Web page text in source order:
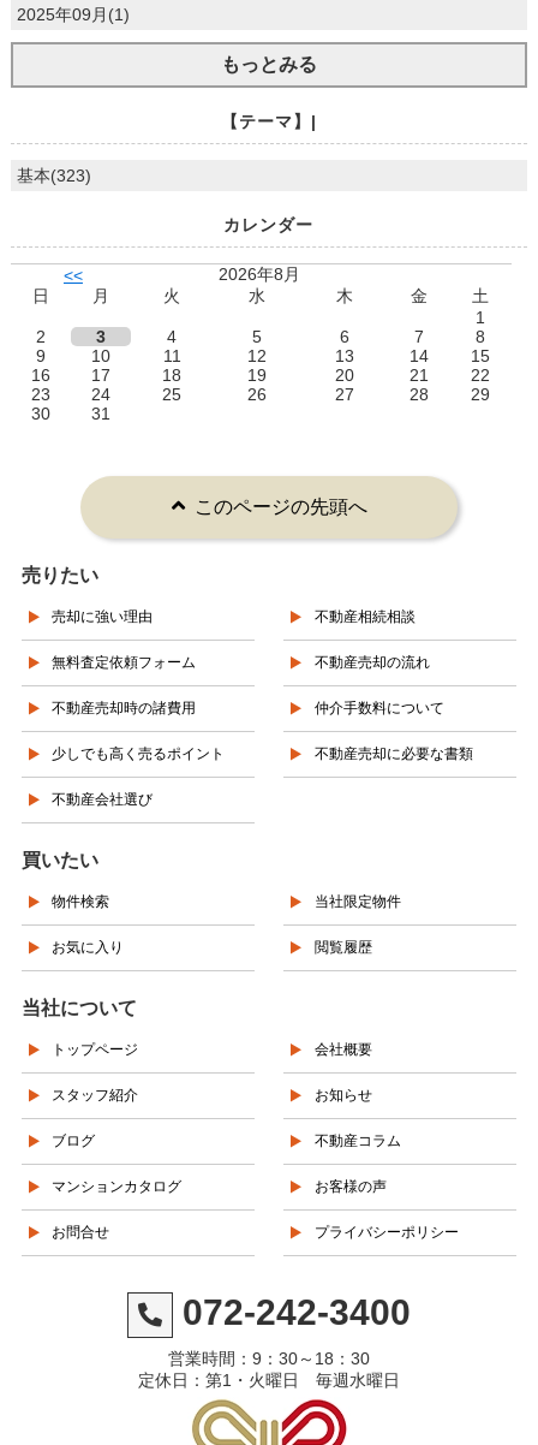
2025年09月(1)
もっとみる
【テーマ】|
基本(323)
カレンダー
<<
2026年8月
日
月 火 水 木 金
土
1
2
3 4 5 6 7
8
9
10 11 12 13 14
15
16
17 18 19 20 21
22
23
24 25 26 27 28
29
30
31
このページの先頭へ
売りたい
売却に強い理由 不動産相続相談
無料査定依頼フォーム 不動産売却の流れ
不動産売却時の諸費用 仲介手数料について
少しでも高く売るポイント 不動産売却に必要な書類
不動産会社選び
買いたい
物件検索 当社限定物件
お気に入り 閲覧履歴
当社について
トップページ 会社概要
スタッフ紹介 お知らせ
ブログ 不動産コラム
マンションカタログ お客様の声
お問合せ プライバシーポリシー
072-242-3400
営業時間：9：30～18：30
定休日：第1・火曜日 毎週水曜日